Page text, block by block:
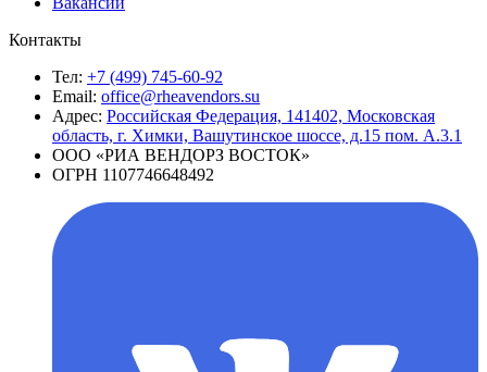
Контакты
Тел: +7 (499) 745-60-92
Email: office@rheavendors.su
Адрес: Российская Федерация, 141402, Московская
область, г. Химки, Вашутинское шоссе, д.15 пом. А.3.1
ООО «РИА ВЕНДОРЗ ВОСТОК»
ОГРН 1107746648492